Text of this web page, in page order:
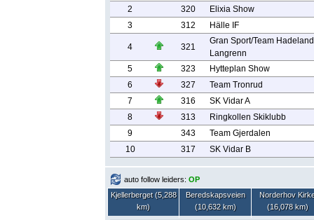
2
320
Elixia Show
3
312 Hälle IF
4 321
Gran Sport/Team Hadeland
Langrenn
5
323
Hytteplan Show
6
327
Team Tronrud
7
316
SK Vidar A
8
313
Ringkollen Skiklubb
9
343
Team Gjerdalen
10
317 SK Vidar B
auto follow leiders: OP
Kjellerberget (5,288
km)
Beredskapsveien
(10,632 km)
Norderhov
(16,078 km)